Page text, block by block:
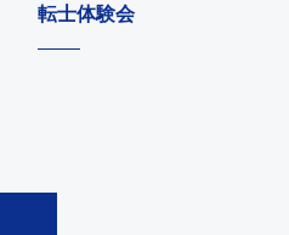
転士体験会